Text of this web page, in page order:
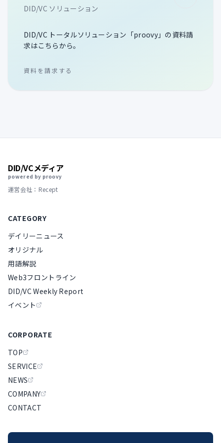
DID/VC ソリューション
DID/VC トータルソリューション「proovy」の資料請
求はこちらから。
資料を請求する
DID/VCメディア
powered by proovy
運営会社：Recept
CATEGORY
デイリーニュース
オリジナル
用語解説
Web3フロントライン
DID/VC Weekly Report
イベント
CORPORATE
TOP
SERVICE
NEWS
COMPANY
CONTACT